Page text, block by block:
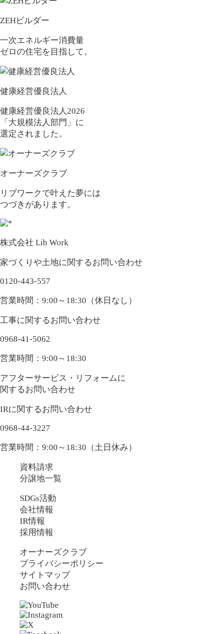
ZEHビルダー
一次エネルギー消費量
ゼロの住宅を目指して。
健康経営優良法人
健康経営優良法人2026
「大規模法人部門」に
選定されました。
オーナーズクラブ
リブワークで叶えた夢には
つづきがあります。
株式会社 Lib Work
家づくりや土地に関するお問い合わせ
0120-443-557
営業時間：9:00～18:30（休日なし）
工事に関するお問い合わせ
0968-41-5062
営業時間：9:00～18:30
アフターサービス・リフォームに
関するお問い合わせ
IRに関するお問い合わせ
0968-44-3227
営業時間：9:00～18:30（土日休み）
資料請求
分譲地一覧
SDGs活動
会社情報
IR情報
採用情報
オーナーズクラブ
プライバシーポリシー
サイトマップ
お問い合わせ